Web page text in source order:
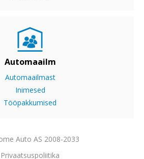
Automaailm
Automaailmast
Inimesed
Tööpakkumised
Auto AS 2008-2033
Privaatsuspoliitika